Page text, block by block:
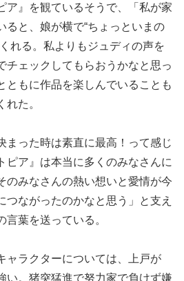
ア』を観ているそうで、「私が家
ると、娘が横で“ちょっといまの
れる。私よりもジュディの声を
チェックしてもらおうかなと思っ
ともに作品を楽しんでいることも
れた。
まった時は素直に最高！って感じ
ピア』は本当に多くのみなさんに
のみなさんの熱い想いと愛情が今
つながったのかなと思う」と支え
葉を送っている。
ャラクターについては、上戸が
い。猪突猛進で努力家で負けず嫌